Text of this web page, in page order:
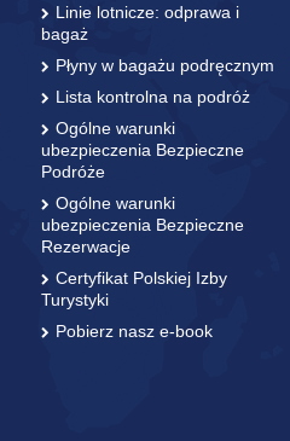
Linie lotnicze: odprawa i
bagaż
Płyny w bagażu podręcznym
Lista kontrolna na podróż
Ogólne warunki
ubezpieczenia Bezpieczne
Podróże
Ogólne warunki
ubezpieczenia Bezpieczne
Rezerwacje
Certyfikat Polskiej Izby
Turystyki
Pobierz nasz e-book